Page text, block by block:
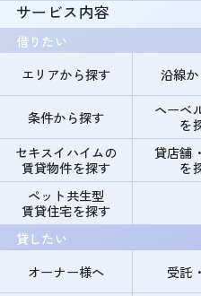
サービス内容
借りたい
エリアから探す
沿線
条件から探す
ヘーベ
を
セキスイハイムの
賃貸物件を探す
貸店舗
を
ペット共生型
賃貸住宅を探す
貸したい
オーナー様へ
受託